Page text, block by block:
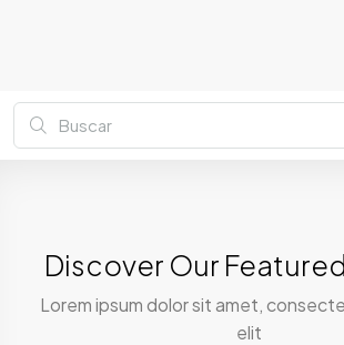
Discover Our
Lorem ipsum dolor sit amet,
elit